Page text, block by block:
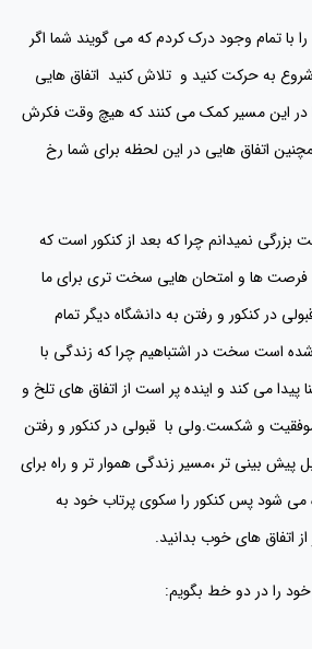
با تمام وجود درک کردم که می گویند شما اگر
به حرکت کنید و تلاش کنید اتفاق هایی
در این مسیر کمک می کنند که هیچ وقت فکرش
اتفاق هایی در این لحظه برای شما رخ
بزرگی نمیدانم چرا که بعد از کنکور است که
ها و امتحان هایی سخت تری برای ما
در کنکور و رفتن به دانشگاه دیگر تمام
است سخت در اشتباهیم چرا که زندگی با
می کند و اینده پر است از اتفاق های تلخ و
و شکست.ولی با قبولی در کنکور و رفتن
پیش بینی تر ،مسیر زندگی هموار تر و راه برای
شود پس کنکور را سکوی پرتاب خود به
های خوب بدانید.
را در دو خط بگویم: